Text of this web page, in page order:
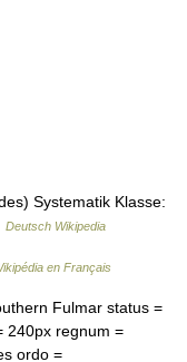
Systematik Klasse:
Deutsch Wikipedia
en Français
Fulmar status =
240px regnum =
ordo =